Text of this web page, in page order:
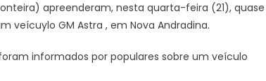
apreende
quase
quilos
apreenderam, nesta quarta-feira (21), quase
veícuylo GM Astra , em Nova Andradina.
informados por populares sobre um veículo